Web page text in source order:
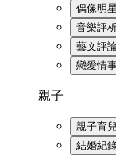
偶像明星
音樂評
藝文評
戀愛情
親子
親子育
結婚紀